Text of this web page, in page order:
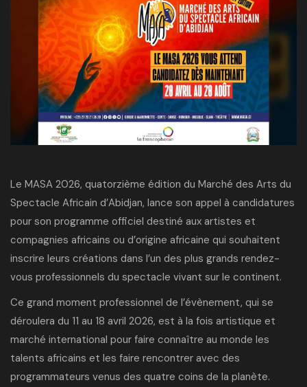
Le MASA 2026, quatorzième édition du Marché des Arts du
Spectacle Africain d’Abidjan, lance son appel à candidatures
pour son programme officiel destiné aux artistes et
compagnies africains ou d’origine africaine qui souhaitent
inscrire leurs créations dans l’un des plus grands rendez-
vous professionnels du spectacle vivant sur le continent.
Ce grand moment professionnel de l’évènement, qui se
déroulera du 11 au 18 avril 2026, est à la fois artistique et
marché international pour faire connaître au monde les
talents africains et les faire rencontrer avec des
programmateurs venus des quatre coins de la planète.